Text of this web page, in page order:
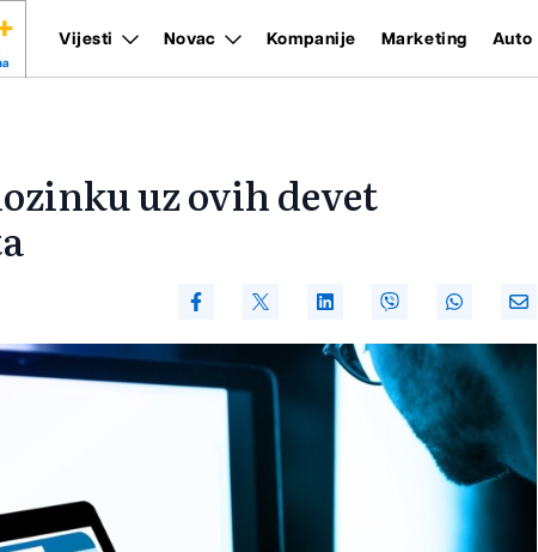
Vijesti Novac Kompanije Marketing Auto
uz ovih devet